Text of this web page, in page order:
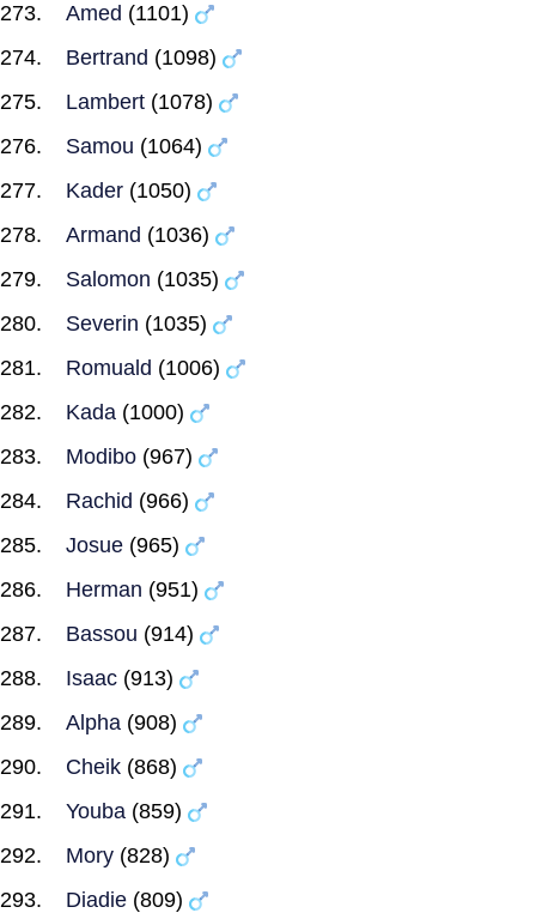
Amed (1101)
Bertrand (1098)
Lambert (1078)
Samou (1064)
Kader (1050)
Armand (1036)
Salomon (1035)
Severin (1035)
Romuald (1006)
Kada (1000)
Modibo (967)
Rachid (966)
Josue (965)
Herman (951)
Bassou (914)
Isaac (913)
Alpha (908)
Cheik (868)
Youba (859)
Mory (828)
Diadie (809)